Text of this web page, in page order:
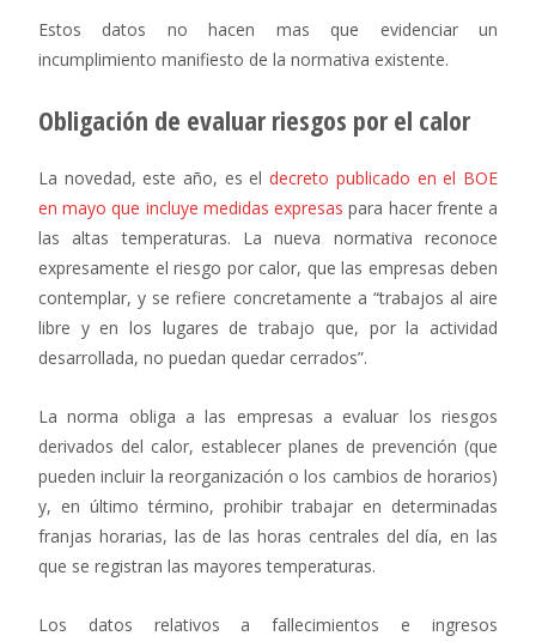
Estos datos no hacen mas que evidenciar un
incumplimiento manifiesto de la normativa existente.
Obligación de evaluar riesgos por el calor
La novedad, este año, es eldecreto publicado en el BOE
en mayo que incluye medidas expresas para hacer frente a
las altas temperaturas. La nueva normativa reconoce
expresamente el riesgo por calor, que las empresas deben
contemplar, y se refiere concretamente a “trabajos al aire
libre y en los lugares de trabajo que, por la actividad
desarrollada, no puedan quedar cerrados”.
La norma obliga a las empresas a evaluar los riesgos
derivados del calor, establecer planes de prevención (que
pueden incluir la reorganización o los cambios de horarios)
y, en último término, prohibir trabajar en determinadas
franjas horarias, las de las horas centrales del día, en las
que se registran las mayores temperaturas.
Los datos relativos a fallecimientos e ingresos